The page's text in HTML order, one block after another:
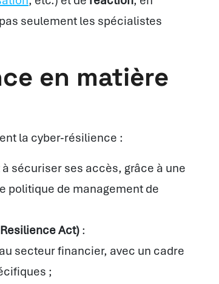
seulement les spécialistes
en matière
la cyber-résilience :
sécuriser ses accès, grâce à une
politique de management de
Act):
secteur financier, avec un cadre
;